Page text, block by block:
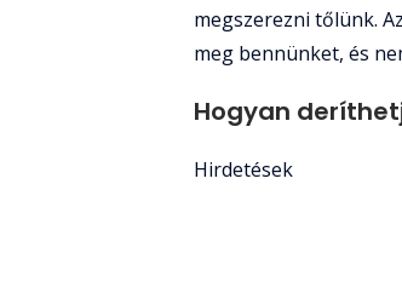
megszerezni tőlünk.
meg bennünket, és
Hogyan
Hirdetések